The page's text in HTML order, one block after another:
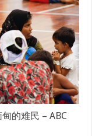
的难民 – ABC